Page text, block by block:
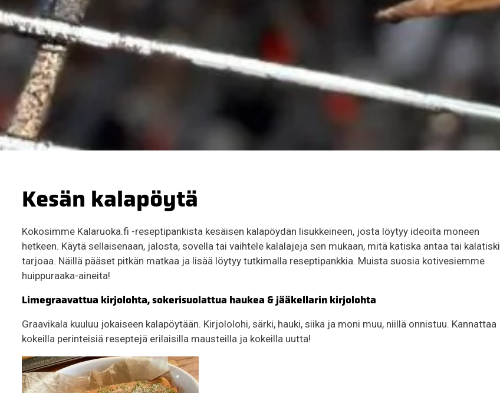
Kesän kalapöytä
Kokosimme Kalaruoka.fi -reseptipankista kesäisen kalapöydän lisukkeineen, josta löytyy ideoita moneen
hetkeen. Käytä sellaisenaan, jalosta, sovella tai vaihtele kalalajeja sen mukaan, mitä katiska antaa tai kalatiski
tarjoaa. Näillä pääset pitkän matkaa ja lisää löytyy tutkimalla reseptipankkia. Muista suosia kotivesiemme
huippuraaka-aineita!
Limegraavattua kirjolohta, sokerisuolattua haukea & jääkellarin kirjolohta
Graavikala kuuluu jokaiseen kalapöytään. Kirjololohi, särki, hauki, siika ja moni muu, niillä onnistuu. Kannattaa
kokeilla perinteisiä reseptejä erilaisilla mausteilla ja kokeilla uutta!